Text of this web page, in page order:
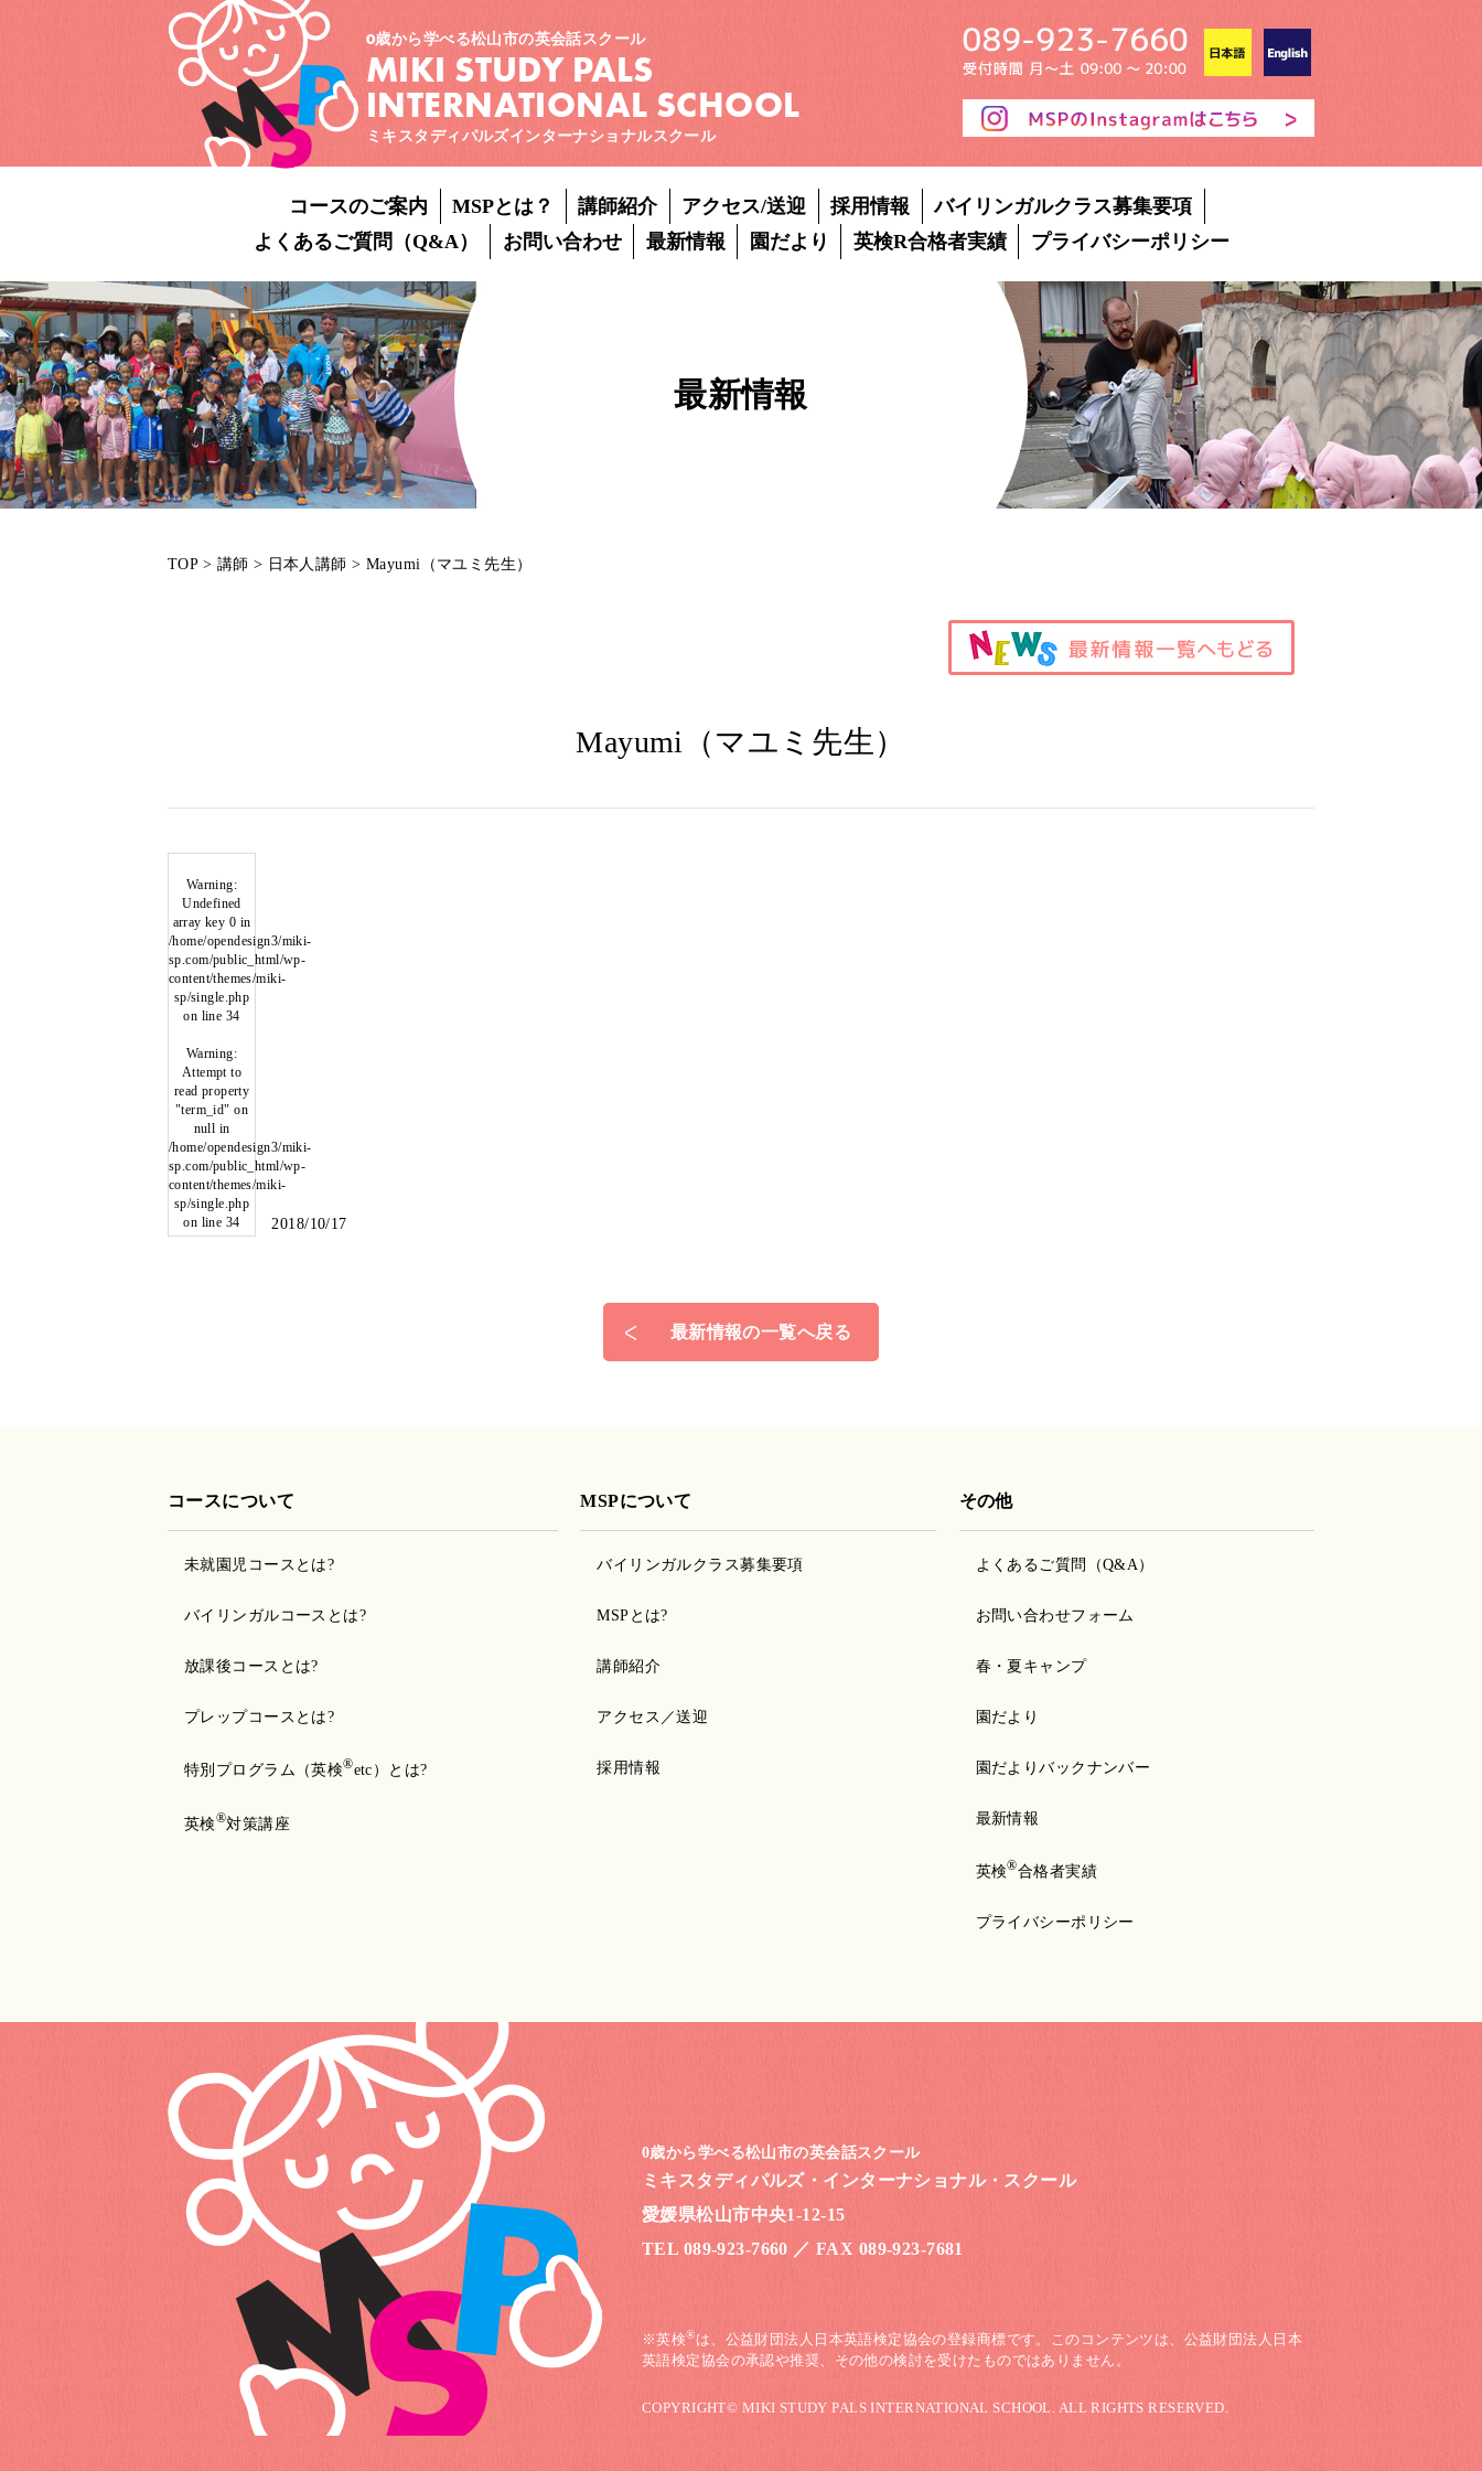
0歳から学べる松山市の英会話スクール
MIKI STUDY PALS
INTERNATIONAL SCHOOL
ミキスタディパルズインターナショナルスクール
コースのご案内 MSPとは？ 講師紹介 アクセス/送迎 採用情報
バイリンガルクラス募集要項
よくあるご質問（Q&A）
お問い合わせ 最新情報 園だより 英検R合格者実績 プライバシーポリシー
最新情報
TOP> 講師 > 日本人講師 >Mayumi（マユミ先生）
Mayumi（マユミ先生）
Warning:
Undefined
array key 0 in
/home/opendesign3/miki-
sp.com/public_html/wp-
content/themes/miki-
sp/single.php
on line 34
Warning:
Attempt to
read property
"term_id" on
null in
/home/opendesign3/miki-
sp.com/public_html/wp-
content/themes/miki-
sp/single.php
on line 34 2018/10/17
最新情報の一覧へ戻る
コースについて
未就園児コースとは?
バイリンガルコースとは?
放課後コースとは?
プレップコースとは?
特別プログラム（英検®etc）とは?
英検®対策講座
MSPについて
バイリンガルクラス募集要項
MSPとは?
講師紹介
アクセス／送迎
採用情報
その他
よくあるご質問（Q&A）
お問い合わせフォーム
春・夏キャンプ
園だより
園だよりバックナンバー
最新情報
英検®合格者実績
プライバシーポリシー
0歳から学べる松山市の英会話スクール
ミキスタディパルズ・ インターナショナル・スクール
愛媛県松山市中央1-12-15
TEL 089-923-7660 ／FAX 089-923-7681
※英検®は、公益財団法人日本英語検定協会の登録商標です。このコンテンツは、公益財団法人日本
英語検定協会の承認や推奨、その他の検討を受けたものではありません。
COPYRIGHT© MIKI STUDY PALS INTERNATIONAL SCHOOL. ALL RIGHTS RESERVED.